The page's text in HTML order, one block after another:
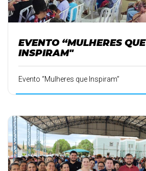
EVENTO “MULHERES QUE
INSPIRAM"
Evento “Mulheres que Inspiram”